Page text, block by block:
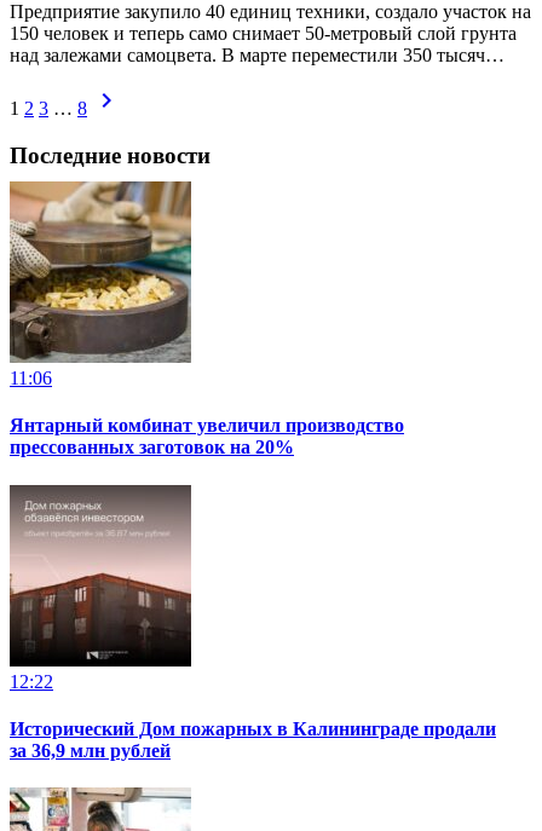
Предприятие закупило 40 единиц техники, создало участок на
150 человек и теперь само снимает 50-метровый слой грунта
над залежами самоцвета. В марте переместили 350 тысяч…
1 2 3 … 8 chevron_right
Последние новости
11:06
Янтарный комбинат увеличил производство
прессованных заготовок на 20%
12:22
Исторический Дом пожарных в Калининграде продали
за 36,9 млн рублей